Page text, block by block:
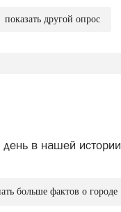
показать другой опрос
в нашей истории
больше фактов о городе